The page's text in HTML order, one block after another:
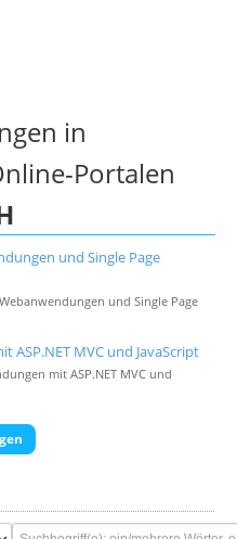
in
Portalen
und Single Page
und Single Page
MVC und JavaScript
mit ASP.NET MVC und